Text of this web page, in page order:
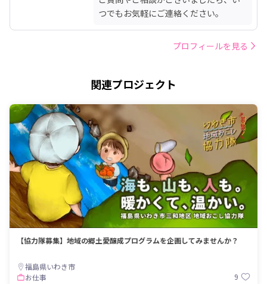
つでもお気軽にご連絡ください。
プロフィールを見る
関連プロジェクト
【協力隊募集】地域の郷土愛醸成プログラムを企画してみませんか？
福島県いわき市
お仕事
9